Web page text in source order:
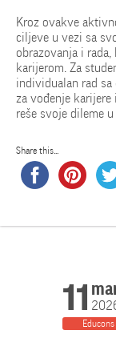
Kroz ovakve
ciljeve u vezi sa
obrazovanja i
karijerom. Za
individualan rad
za vođenje
reše svoje dileme
Share this...
11
Educons